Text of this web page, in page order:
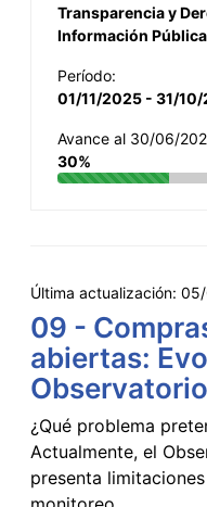
Transparencia y
Información Pública
Período:
01/11/2025 - 31/
Avance al 30/06/
30%
Última actualización:
09 -
abiertas:
¿Qué problema
Actualmente, el
presenta